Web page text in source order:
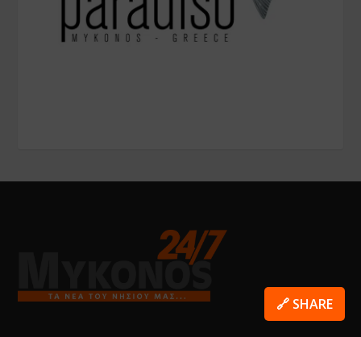
🔗 SHARE